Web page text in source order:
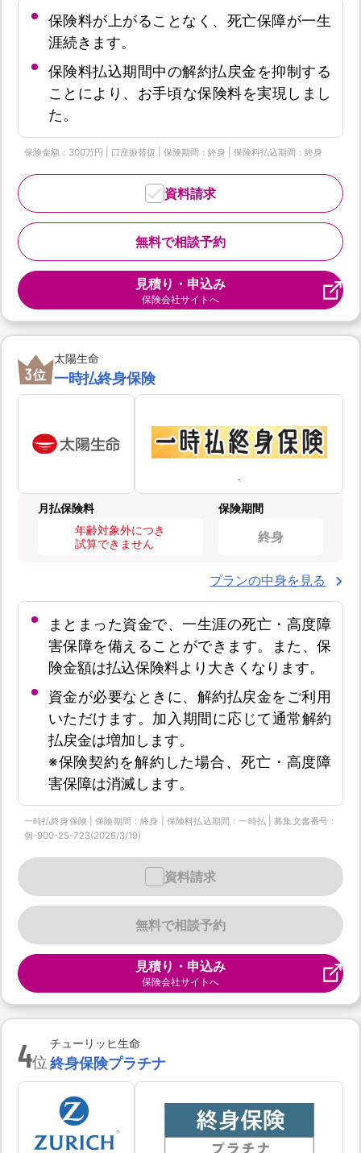
保険料が上がることなく、死亡保障が一生
涯続きます。
保険料払込期間中の解約払戻金を抑制する
ことにより、お手頃な保険料を実現しまし
た。
保険金額：300万円 | 口座振替扱 | 保険期間：終身 | 保険料払込期間：終身
無料で相談予約
資料請求
見積り・申込み
保険会社サイトへ
3位
太陽生命
一時払終身保険
月払保険料
年齢対象外につき
試算できません
保険期間
終身
プランの中身を見る
まとまった資金で、一生涯の死亡・高度障
害保障を備えることができます。また、保
険金額は払込保険料より大きくなります。
資金が必要なときに、解約払戻金をご利用
いただけます。加入期間に応じて通常解約
払戻金は増加します。
※保険契約を解約した場合、死亡・高度障
害保障は消滅します。
一時払終身保険 | 保険期間：終身 | 保険料払込期間：一時払 | 募集文書番号：
個-900-25-723(2026/3/19)
無料で相談予約
資料請求
見積り・申込み
保険会社サイトへ
4位
チューリッヒ生命
終身保険プラチナ